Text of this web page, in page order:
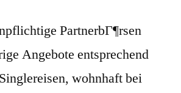
PartnerbГ¶rsen
Angebote entsprechend
wohnhaft bei